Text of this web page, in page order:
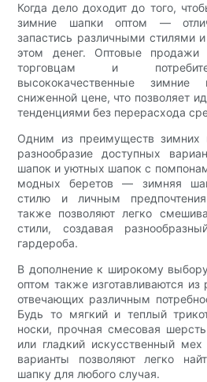
Когда дело доходит до того,
зимние шапки оптом —
запастись различными стилями
этом денег. Оптовые продажи
торговцам и
высококачественные
сниженной цене, что позволяет
тенденциями без перерасхода
Одним из преимуществ зимних
разнообразие доступных
шапок и уютных шапок с
модных беретов — зимняя
стилю и личным
также позволяют легко
стили, создавая
гардероба.
В дополнение к широкому
оптом также изготавливаются
отвечающих различным
Будь то мягкий и теплый
носки, прочная смесовая
или гладкий искусственный
варианты позволяют легко
шапку для любого случая.